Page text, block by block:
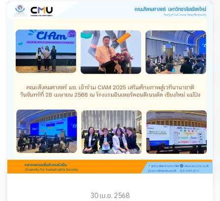
30 เม.ย. 2568